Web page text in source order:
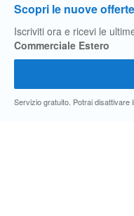
Scopri le nuove
Iscriviti ora e ricevi le
Commerciale Estero
Servizio gratuito. Potrai disattivare